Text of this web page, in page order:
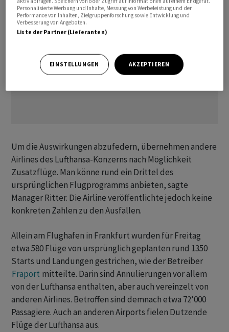
Um die Auswirkungen abzufedern, übernehmen andere
Airlines des Lufthansa-Konzerns nach Möglichkeit
Zusatzflüge. Man könne rund ein Drittel des
ursprünglichen Flugprogramms anbieten, sagte
Manager Ritter. ‌Die Airline veröffentlichte jedoch keine
konkreten Zahlen zu den Ausfällen.
Allein am Flughafen in Frankfurt wurden für Freitag
etwa 580 Flüge von ursprünglich geplanten rund 1350
Starts und Landungen gestrichen, wie der Betreiber
Fraport mitteilte. Darin sind Annulierungen vor allem
von der Lufthansa enthalten, ​aber auch vereinzelt von
anderen Airlines. Betroffen sind demnach etwa 72'000
Passagiere. Auch an anderen ​Airports fielen Dutzende
Flüge der Lufthansa aus.
Personalisierte Werbung und Inhalte, Messung von Werbeleistung und der
Performance von Inhalten, Zielgruppenforschung sowie Entwicklung und
Verbesserung von Angeboten.
Liste der Partner (Lieferanten)
EINSTELLUNGEN AKZEPTIEREN